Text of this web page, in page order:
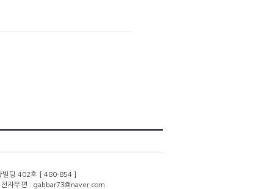
빌딩 402호 [ 480-854 ]
자우편 : gabbar73@naver.com